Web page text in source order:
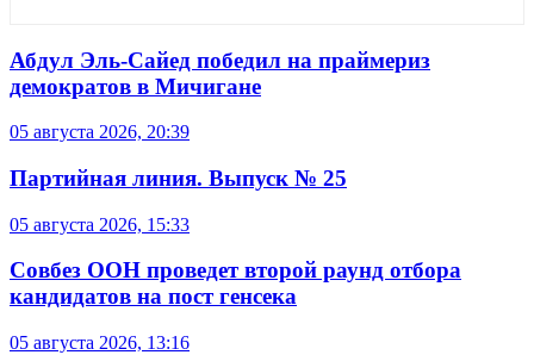
Абдул Эль-Сайед победил на праймериз
демократов в Мичигане
05 августа 2026, 20:39
Партийная линия. Выпуск № 25
05 августа 2026, 15:33
Совбез ООН проведет второй раунд отбора
кандидатов на пост генсека
05 августа 2026, 13:16